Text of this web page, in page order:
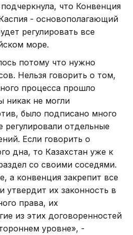
что Конвенция
- основополагающий
регулировать все
море.
потому что нужно
Нельзя говорить о том,
процесса прошло
никак не могли
было подписано много
отдельные
Если говорить о
дна, то Казахстан уже к
со своими соседями.
а конвенция закрепит все
утвердит их законность в
права, их
из этих договоренностей
уровне», -